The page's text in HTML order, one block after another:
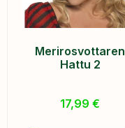
Merirosvottaren
Hattu 2
17,99 €